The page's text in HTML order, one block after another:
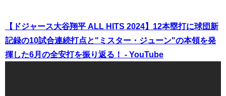
【ドジャース大谷翔平 ALL HITS 2024】12本塁打に球団新
記録の10試合連続打点と"ミスター・ジューン"の本領を発
揮した6月の全安打を振り返る！ - YouTube